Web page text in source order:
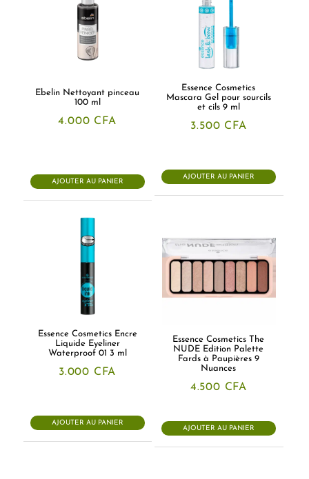
Ebelin Nettoyant pinceau
100 ml
4.000 CFA
AJOUTER AU PANIER
Essence Cosmetics
Mascara Gel pour sourcils
et cils 9 ml
3.500 CFA
AJOUTER AU PANIER
Essence Cosmetics Encre
Liquide Eyeliner
Waterproof 01 3 ml
3.000 CFA
AJOUTER AU PANIER
Essence Cosmetics The
NUDE Edition Palette
Fards à Paupières 9
Nuances
4.500 CFA
AJOUTER AU PANIER